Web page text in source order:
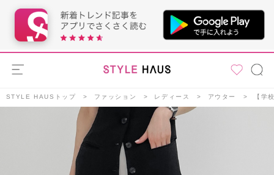
STYLE HAUSトップ ファッション レディース アウター 【学